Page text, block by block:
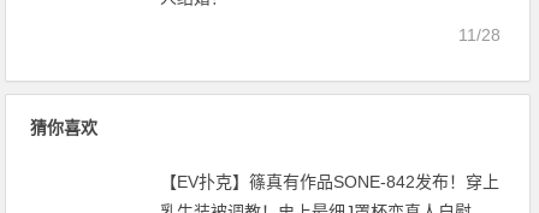
11/28
猜你喜欢
【EV扑克】篠真有作品SONE-842发布！穿上